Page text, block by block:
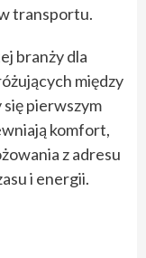
transportu.
branży dla
między
się pierwszym
komfort,
z adresu
i energii.